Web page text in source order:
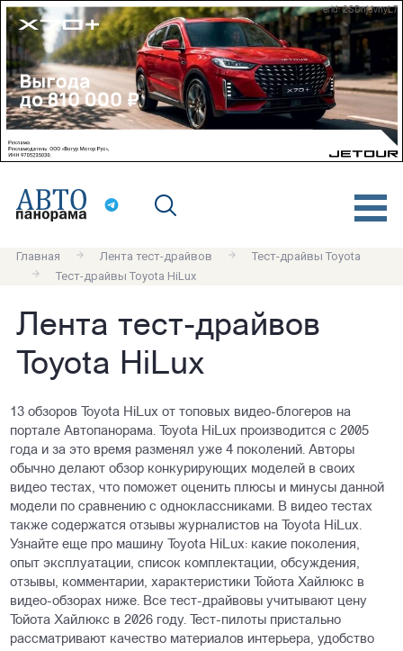
erid: 2SDnjdvnyL7
Главная Лента тест-драйвов
Тест-драйвы Toyota
Тест-драйвы Toyota HiLux
Лента тест-драйвов
Toyota HiLux
13 обзоров Toyota HiLux от топовых видео-блогеров на
портале Автопанорама. Toyota HiLux производится с 2005
года и за это время разменял уже 4 поколений. Авторы
обычно делают обзор конкурирующих моделей в своих
видео тестах, что поможет оценить плюсы и минусы данной
модели по сравнению с одноклассниками. В видео тестах
также содержатся отзывы журналистов на Toyota HiLux.
Узнайте еще про машину Toyota HiLux: какие поколения,
опыт эксплуатации, список комплектации, обсуждения,
отзывы, комментарии, характеристики Тойота Хайлюкс в
видео-обзорах ниже. Все тест-драйвовы учитывают цену
Тойота Хайлюкс в 2026 году. Тест-пилоты пристально
рассматривают качество материалов интерьера, удобство